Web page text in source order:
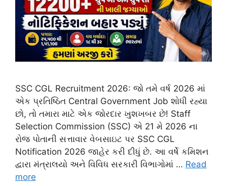
SSC CGL Recruitment 2026: જો તમે વર્ષ 2026 માં
એક પ્રતિષ્ઠિત Central Government Job શોધી રહ્યા
છો, તો તમારા માટે એક જોરદાર ખુશખબર છે! Staff
Selection Commission (SSC) એ 21 મે 2026 ના
રોજ પોતાની સત્તાવાર વેબસાઇટ પર SSC CGL
Notification 2026 જાહેર કરી દીધું છે. આ વર્ષે કમિશન
દ્વારા મંત્રાલયો અને વિવિધ સરકારી વિભાગોમાં … Read
more